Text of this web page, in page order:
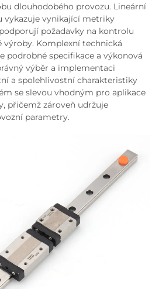
dlouhodobého provozu. Lineární
vykazuje vynikající metriky
požadavky na kontrolu
výroby. Komplexní technická
podrobné specifikace a výkonová
výběr a implementaci
a spolehlivostní charakteristiky
se slevou vhodným pro aplikace
přičemž zároveň udržuje
parametry.